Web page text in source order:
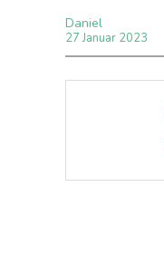
Daniel
27Januar 2023